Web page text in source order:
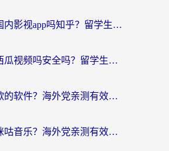
国外可以看国内影视app吗知乎？留学生亲测有效的回国加速方案
海外可以看西瓜视频吗安全吗？留学生亲测：3步解决回国追剧难题，附靠谱加速器推荐
国外如何听歌的软件？海外党亲测有效的回国加速器指南
国外怎么用咪咕音乐？海外党亲测有效的听歌自由指南